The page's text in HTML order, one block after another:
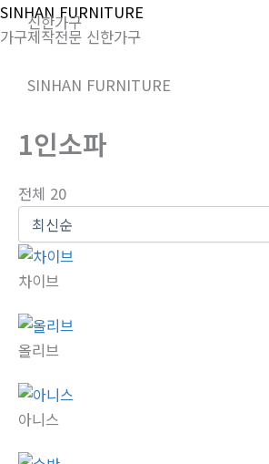
콘
텐
신한가구
SINHAN FURNITURE
SINHAN FURNITURE
가구제작전문 신한가구
1인소파
전체 20
차이브
올리브
아니스